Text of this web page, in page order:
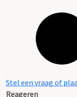
Stel een vraag of
Reageren